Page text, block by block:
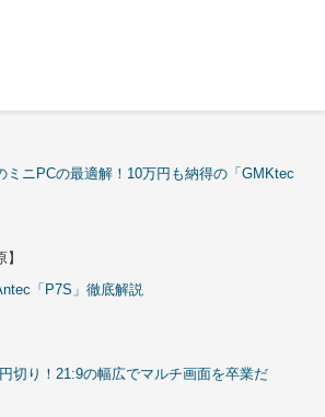
ミニPCの最適解！10万円も納得の「GMKtec
「P7S」徹底解説
切り！21:9の幅広でマルチ画面を卒業だ